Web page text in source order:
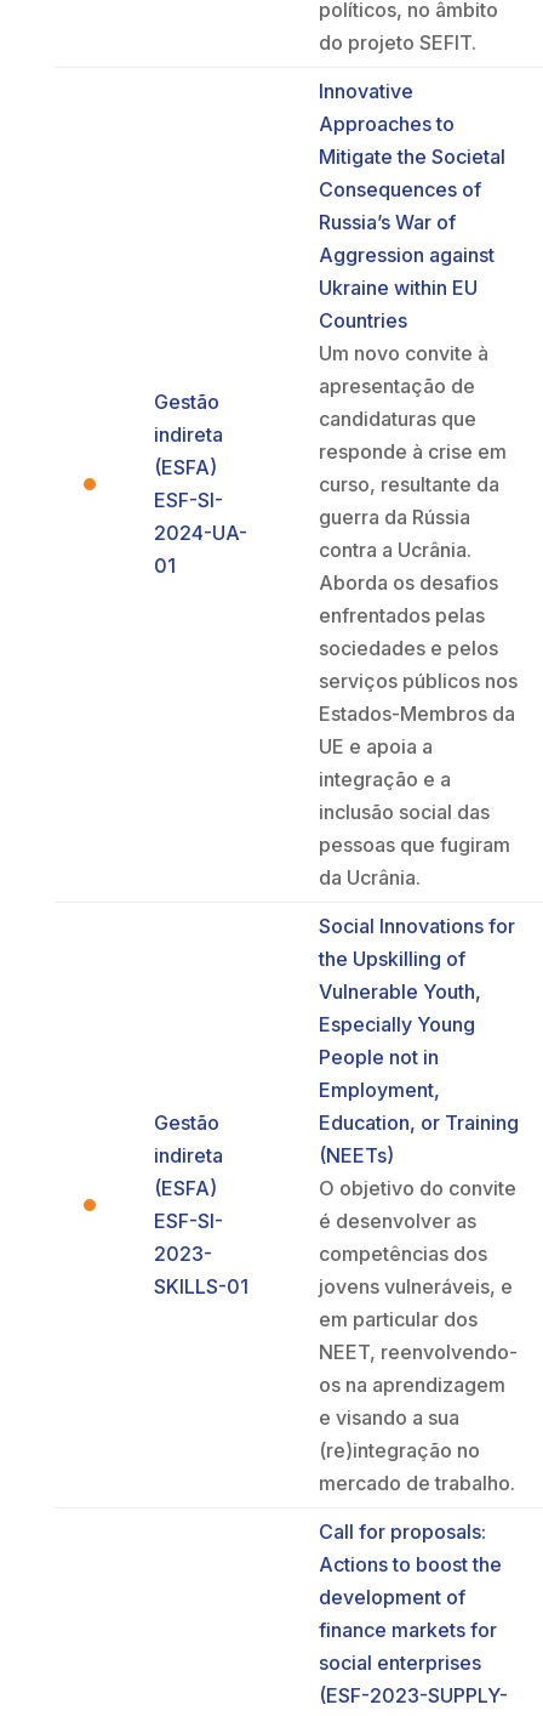
políticos, no âmbito
do projeto SEFIT.
Gestão
indireta
(ESFA)
ESF-SI-
2024-UA-
01
Innovative
Approaches to
Mitigate the Societal
Consequences of
Russia’s War of
Aggression against
Ukraine within EU
Countries
Um novo convite à
apresentação de
candidaturas que
responde à crise em
curso, resultante da
guerra da Rússia
contra a Ucrânia.
Aborda os desafios
enfrentados pelas
sociedades e pelos
serviços públicos nos
Estados-Membros da
UE e apoia a
integração e a
inclusão social das
pessoas que fugiram
da Ucrânia.
Gestão
indireta
(ESFA)
ESF-SI-
2023-
SKILLS-01
Social Innovations for
the Upskilling of
Vulnerable Youth,
Especially Young
People not in
Employment,
Education, or Training
(NEETs)
O objetivo do convite
é desenvolver as
competências dos
jovens vulneráveis, e
em particular dos
NEET, reenvolvendo-
os na aprendizagem
e visando a sua
(re)integração no
mercado de trabalho.
Call for proposals:
Actions to boost the
development of
finance markets for
social enterprises
(ESF-2023-SUPPLY-